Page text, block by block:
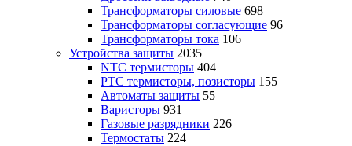
Трансформаторы силовые 698
Трансформаторы согласующие 96
Трансформаторы тока 106
Устройства защиты 2035
NTC термисторы 404
PTC термисторы, позисторы 155
Автоматы защиты 55
Варисторы 931
Газовые разрядники 226
Термостаты 224